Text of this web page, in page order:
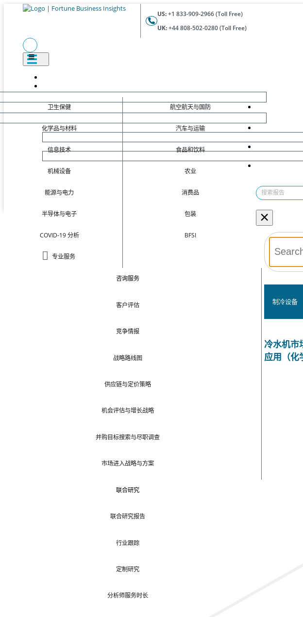
US:+1 833-909-2966 (Toll Free)
UK:+44 808-502-0280 (Toll Free)
卫生保健
化学品与材料
信息技术
机械设备
能源与电力
半导体与电子
COVID-19 分析
专业服务
航空航天与国防
汽车与运输
食品和饮料
农业
消费品
包装
BFSI
咨询服务
客户评估
竞争情报
战略路线图
供应链与定价策略
机会评估与增长战略
并购目标搜索与尽职调查
市场进入战略与方案
联合研究
联合研究报告
行业跟踪
定制研究
分析师服务时长
×
制冷设备
冷水机市
应用（化